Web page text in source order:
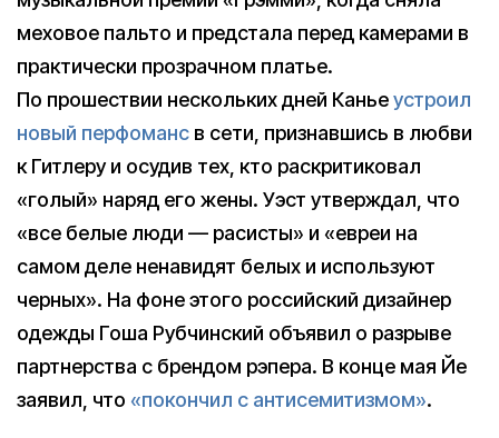
меховое пальто и предстала перед камерами в
практически прозрачном платье.
По прошествии нескольких дней Каньеустроил
новый перфоманс в сети, признавшись в любви
к Гитлеру и осудив тех, кто раскритиковал
«голый» наряд его жены. Уэст утверждал, что
«все белые люди — расисты» и «евреи на
самом деле ненавидят белых и используют
черных». На фоне этого российский дизайнер
одежды Гоша Рубчинский объявил о разрыве
партнерства с брендом рэпера. В конце мая Йе
заявил, что «покончил с антисемитизмом».